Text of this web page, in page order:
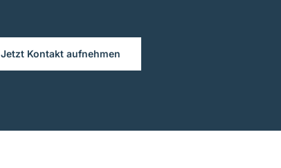
Jetzt Kontakt aufnehmen